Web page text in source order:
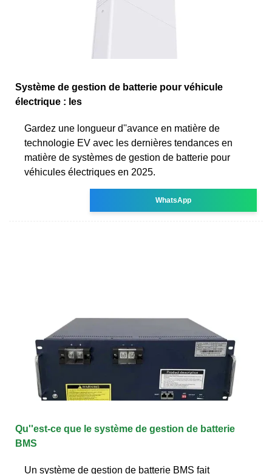
Système de gestion de batterie pour véhicule
électrique : les
Gardez une longueur d''avance en matière de
technologie EV avec les dernières tendances en
matière de systèmes de gestion de batterie pour
véhicules électriques en 2025.
WhatsApp
Qu''est-ce que le système de gestion de batterie
BMS
Un système de gestion de batterie BMS fait